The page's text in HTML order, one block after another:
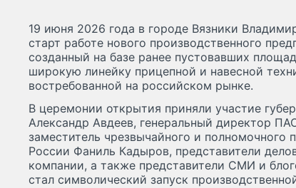
19 июня 2026 года в городе Вязники
старт работе нового производственного
созданный на базе ранее пустовавших
широкую линейку прицепной и навесной
востребованной на российском рынке.
В церемонии открытия приняли участие
Александр Авдеев, генеральный директор
заместитель чрезвычайного и полномочного
России Фаниль Кадыров, представители
компании, а также представители СМИ и
стал символический запуск